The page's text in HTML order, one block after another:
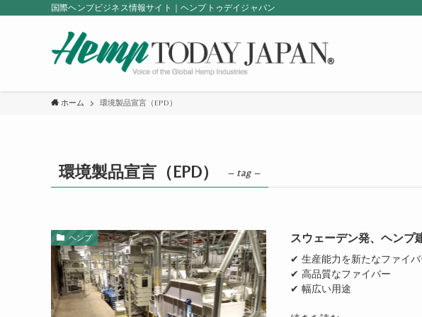
国際ヘンプビジネス情報サイト｜ヘンプトゥデイジャパン
ホーム 環境製品宣言（EPD）
環境製品宣言（EPD） – tag –
ヘンプ スウェーデン発、ヘンプ
✔ 生産能力を新たなファイ
✔ 高品質なファイバー
✔ 幅広い用途